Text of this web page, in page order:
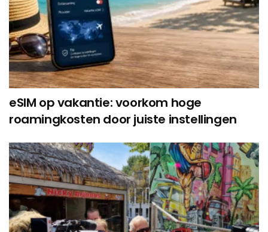
eSIM op vakantie: voorkom hoge
roamingkosten door juiste instellingen